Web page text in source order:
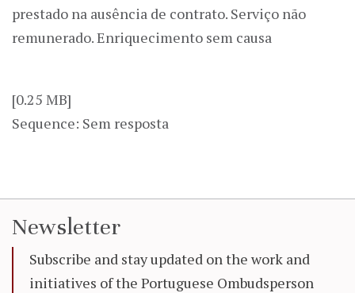
prestado na ausência de contrato. Serviço não
remunerado. Enriquecimento sem causa
[0.25 MB]
Sequence: Sem resposta
Newsletter
Subscribe and stay updated on the work and
initiatives of the Portuguese Ombudsperson